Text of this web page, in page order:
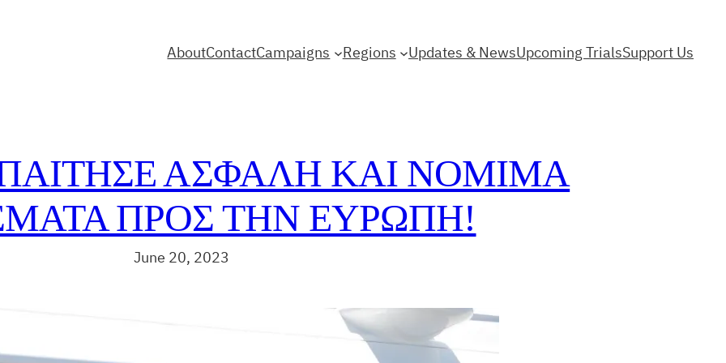
AboutContactCampaigns Regions Updates & NewsUpcoming TrialsSupport Us
ΑΣΦΑΛΗ ΚΑΙ ΝΟΜΙΜΑ
ΠΡΟΣ ΤΗΝ ΕΥΡΩΠΗ!
June 20, 2023